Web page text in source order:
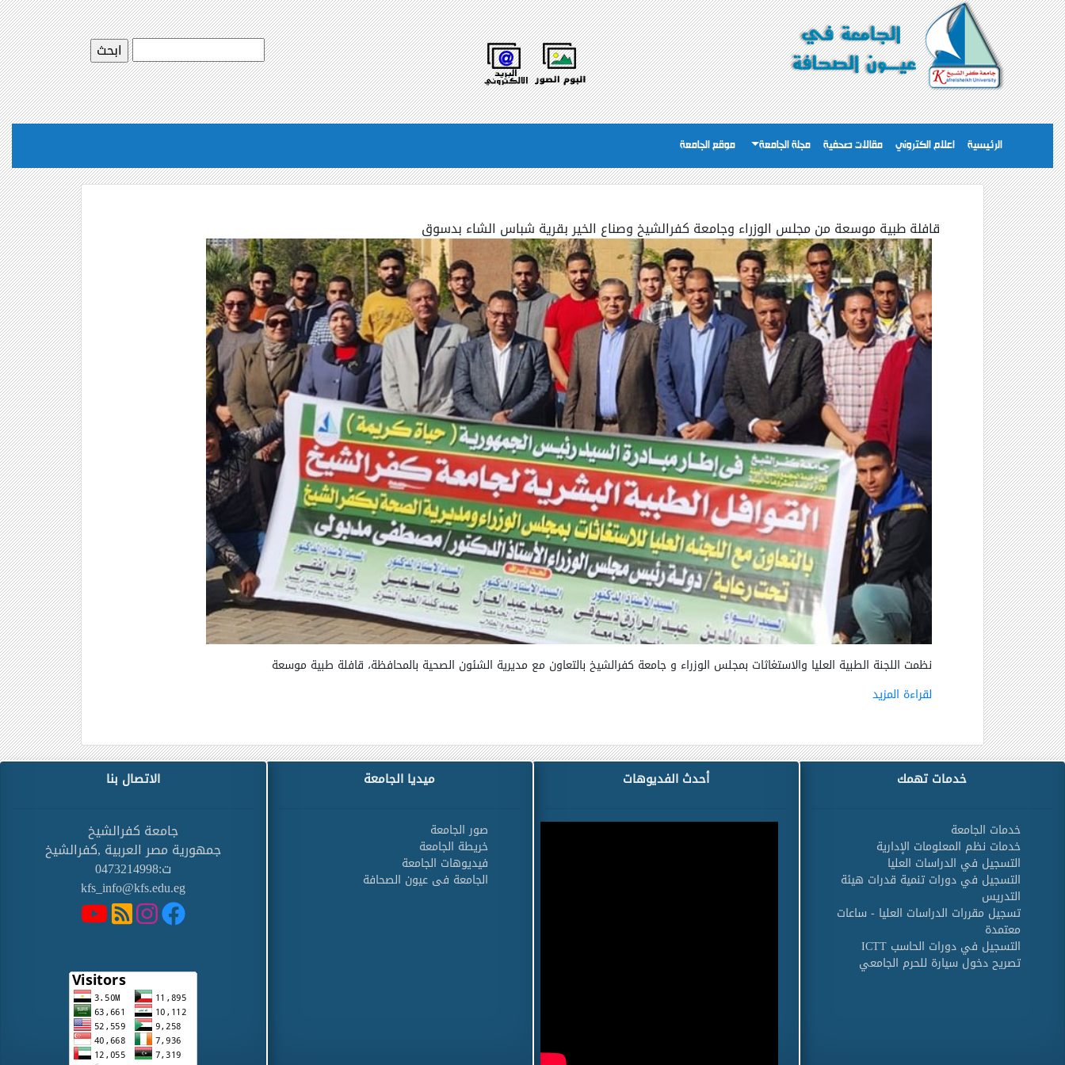
الرئيسية اعلام الكتروني مقالات صحفية مجلة الجامعة موقع الجامعة
قافلة طبية موسعة من مجلس الوزراء وجامعة كفرالشيخ وصناع الخير بقرية شباس الشاء بدسوق
نظمت اللجنة الطبية العليا والاستغاثات بمجلس الوزراء و جامعة كفرالشيخ بالتعاون مع مديرية الشئون الصحية بالمحافظة، قافلة طبية موسعة
لقراءة المزيد
خدمات تهمك
خدمات الجامعة
خدمات نظم المعلومات الإدارية
التسجيل في الدراسات العليا
التسجيل في دورات تنمية قدرات هيئة
التدريس
تسجيل مقررات الدراسات العليا - ساعات
معتمدة
التسجيل في دورات الحاسب ICTT
تصريح دخول سيارة للحرم الجامعي
أحدث الفديوهات ميديا الجامعة
صور الجامعة
خريطة الجامعة
فيديوهات الجامعة
الجامعة فى عيون الصحافة
الاتصال بنا
جامعة كفرالشيخ
جمهورية مصر العربية ,كفرالشيخ
ت:0473214998
kfs_info@kfs.edu.eg